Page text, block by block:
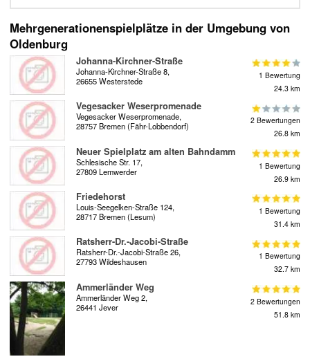
Mehrgenerationenspielplätze in der Umgebung von
Oldenburg
Johanna-Kirchner-Straße
Johanna-Kirchner-Straße 8,
26655 Westerstede
1 Bewertung
24.3 km
Vegesacker Weserpromenade
Vegesacker Weserpromenade,
28757 Bremen (Fähr-Lobbendorf)
2 Bewertungen
26.8 km
Neuer Spielplatz am alten Bahndamm
Schlesische Str. 17,
27809 Lemwerder
1 Bewertung
26.9 km
Friedehorst
Louis-Seegelken-Straße 124,
28717 Bremen (Lesum)
1 Bewertung
31.4 km
Ratsherr-Dr.-Jacobi-Straße
Ratsherr-Dr.-Jacobi-Straße 26,
27793 Wildeshausen
1 Bewertung
32.7 km
Ammerländer Weg
Ammerländer Weg 2,
26441 Jever
2 Bewertungen
51.8 km